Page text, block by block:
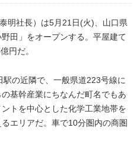
明社長）は5月21日(火)、山口県
田」をオープンする。平屋建て
円だ。
の近隣で、一般県道223号線に
基幹産業にちなんだ町名でもあ
トを中心とした化学工業地帯を
エリアだ。車で10分圏内の商圏